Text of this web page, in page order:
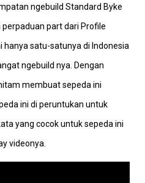
ngebuild Standard Byke
part dari Profile
hanya satu-satunya di Indonesia
ngebuild nya. Dengan
membuat sepeda ini
ini di peruntukan untuk
yang cocok untuk sepeda ini
videonya.